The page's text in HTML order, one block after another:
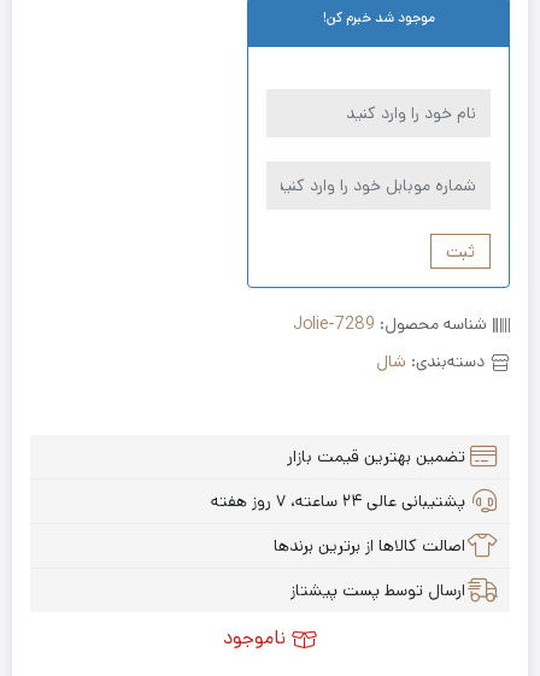
موجود شد خبرم کن!
ثبت
شناسه محصول: Jolie-7289
دسته‌بندی: شال
تضمین بهترین قیمت بازار
پشتیبانی عالی ۲۴ ساعته، ۷ روز هفته
اصالت کالاها از برترین برندها
ارسال توسط پست پیشتاز
ناموجود